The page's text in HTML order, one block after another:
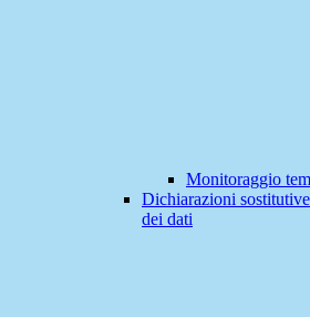
Monitoraggio
Dichiarazioni
dei dati